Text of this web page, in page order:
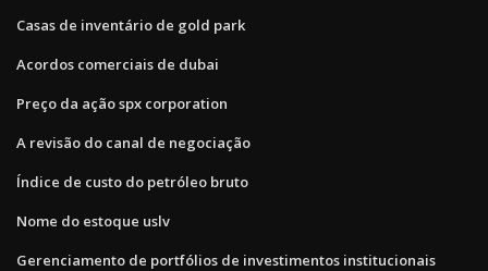
Casas de inventário de gold park
Acordos comerciais de dubai
Preço da ação spx corporation
A revisão do canal de negociação
Índice de custo do petróleo bruto
Nome do estoque uslv
Gerenciamento de portfólios de investimentos institucionais